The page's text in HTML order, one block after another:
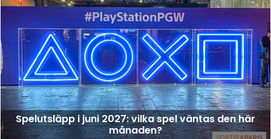
Spelutsläpp i juni 2027: vilka spel väntas den här
månaden?